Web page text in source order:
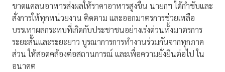
ขาดแคลนอาหารส่งผลให้ราคาอาหารสูงขึ้น นายกฯ ได้กำชับและ
สั่งการให้ทุกหน่วยงาน ติดตาม และออกมาตรการช่วยเหลือ
บรรเทาผลกระทบที่เกิดกับประชาชนอย่างเร่งด่วนทั้งมาตรการ
ระยะสั้นและระยะยาว บูรณาการการทำงานร่วมกันจากทุกภาค
ส่วน ให้สอดคล้องต่อสถานการณ์ และเพื่อความยั่งยืนต่อไป ใน
อนาคต